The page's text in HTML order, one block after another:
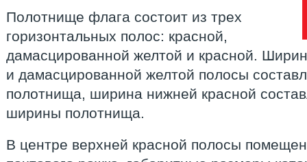
Полотнище флага состоит из трех
горизонтальных полос: красной,
дамасцированной желтой и красной.
и дамасцированной желтой полосы
полотнища, ширина нижней красной
ширины полотнища.
В центре верхней красной полосы